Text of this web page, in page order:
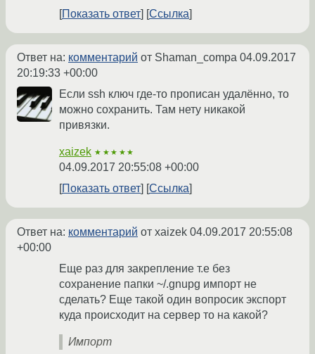
Показать ответ Ссылка
Ответ на: комментарий от Shaman_compa 04.09.2017
20:19:33 +00:00
Если ssh ключ где-то прописан удалённо, то
можно сохранить. Там нету никакой
привязки.
xaizek ★★★★★
04.09.2017 20:55:08 +00:00
Показать ответ
Ссылка
Ответ на: комментарий от xaizek 04.09.2017 20:55:08
+00:00
Еще раз для закрепление т.е без
сохранение папки ~/.gnupg импорт не
сделать? Еще такой один вопросик экспорт
куда происходит на сервер то на какой?
Импорт